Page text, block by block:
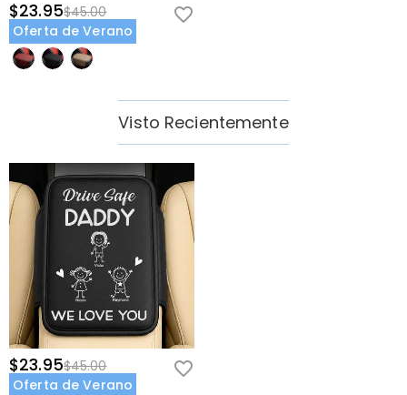
$23.95$45.00
Oferta de Verano
Visto Recientemente
$23.95$45.00
Oferta de Verano